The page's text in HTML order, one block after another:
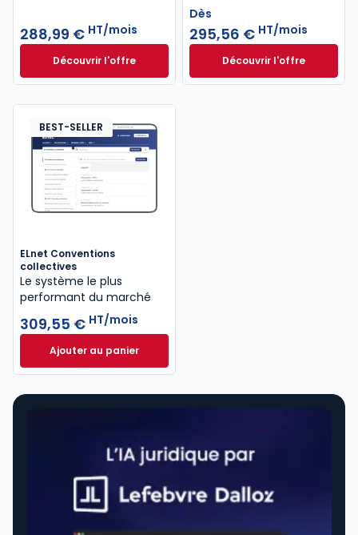
288,99 € HT/mois
Découvrir l'offreDalloz.fr à partir de 288,99 €HT/mois
Dès
295,56 € HT/mois
Découvrir l'offre
Navis Social à
Dès
BEST-SELLER
ELnet Conventions
collectives
Le système le plus
performant du marché
309,55 € HT/mois
Ajouter au panierELnet Conventions collectives à 309,55 €